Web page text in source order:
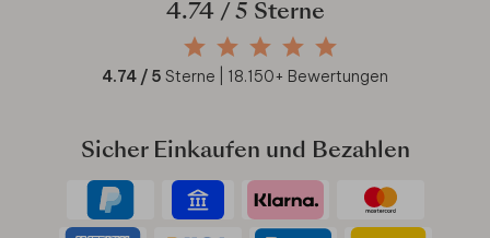
4.74/ 5 Sterne
4.74 / 5 Sterne | 18.150+ Bewertungen
Sicher Einkaufen und Bezahlen